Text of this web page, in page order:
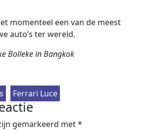
momenteel een van de meest
auto’s ter wereld.
Bolleke in Bangkok
Ferrari Luce
gemarkeerd met*